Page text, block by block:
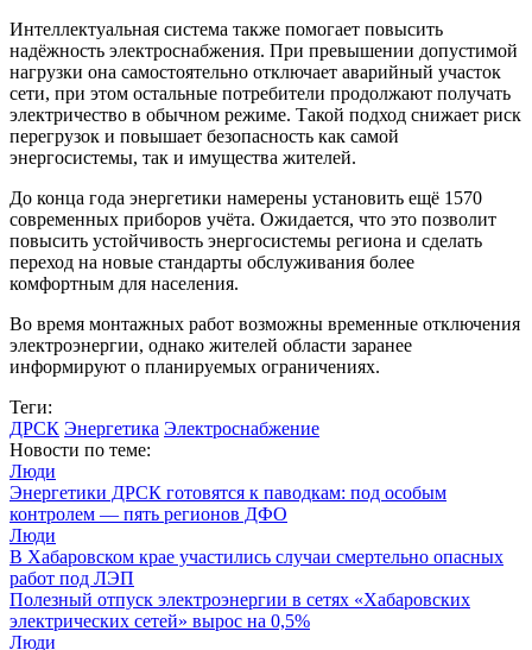
Интеллектуальная система также помогает повысить
надёжность электроснабжения. При превышении допустимой
нагрузки она самостоятельно отключает аварийный участок
сети, при этом остальные потребители продолжают получать
электричество в обычном режиме. Такой подход снижает риск
перегрузок и повышает безопасность как самой
энергосистемы, так и имущества жителей.
До конца года энергетики намерены установить ещё 1570
современных приборов учёта. Ожидается, что это позволит
повысить устойчивость энергосистемы региона и сделать
переход на новые стандарты обслуживания более
комфортным для населения.
Во время монтажных работ возможны временные отключения
электроэнергии, однако жителей области заранее
информируют о планируемых ограничениях.
Теги:
ДРСК Энергетика Электроснабжение
Новости по теме:
Люди
Энергетики ДРСК готовятся к паводкам: под особым
контролем — пять регионов ДФО
Люди
В Хабаровском крае участились случаи смертельно опасных
работ под ЛЭП
Полезный отпуск электроэнергии в сетях «Хабаровских
электрических сетей» вырос на 0,5%
Люди